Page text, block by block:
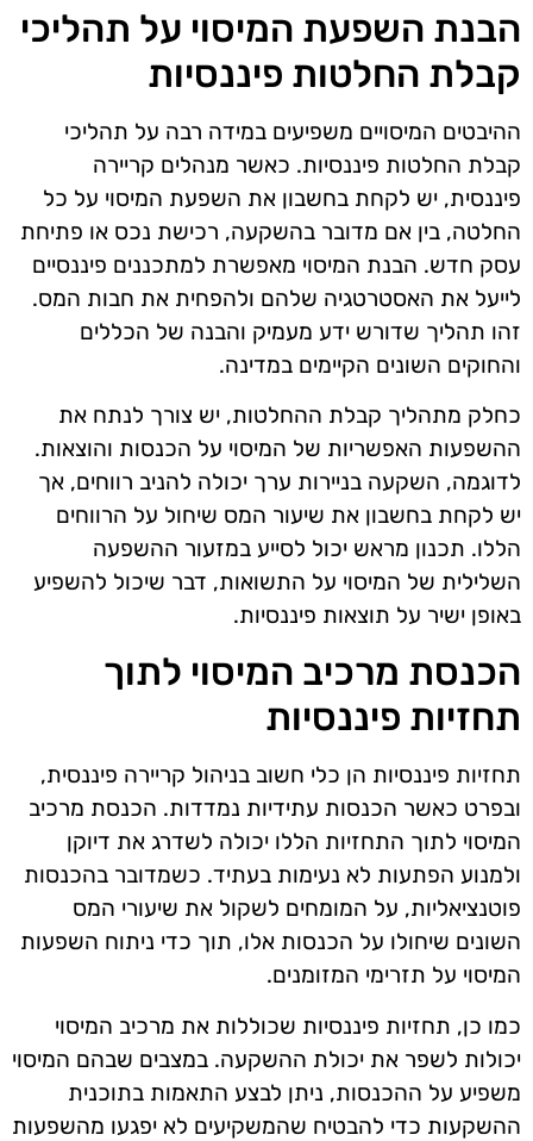
הבנת השפעת המיסוי על תהליכי
קבלת החלטות פיננסיות
ההיבטים המיסויים משפיעים במידה רבה על תהליכי
קבלת החלטות פיננסיות. כאשר מנהלים קריירה
פיננסית, יש לקחת בחשבון את השפעת המיסוי על כל
החלטה, בין אם מדובר בהשקעה, רכישת נכס או פתיחת
עסק חדש. הבנת המיסוי מאפשרת למתכננים פיננסיים
לייעל את האסטרטגיה שלהם ולהפחית את חבות המס.
זהו תהליך שדורש ידע מעמיק והבנה של הכללים
והחוקים השונים הקיימים במדינה.
כחלק מתהליך קבלת ההחלטות, יש צורך לנתח את
ההשפעות האפשריות של המיסוי על הכנסות והוצאות.
לדוגמה, השקעה בניירות ערך יכולה להניב רווחים, אך
יש לקחת בחשבון את שיעור המס שיחול על הרווחים
הללו. תכנון מראש יכול לסייע במזעור ההשפעה
השלילית של המיסוי על התשואות, דבר שיכול להשפיע
באופן ישיר על תוצאות פיננסיות.
הכנסת מרכיב המיסוי לתוך
תחזיות פיננסיות
תחזיות פיננסיות הן כלי חשוב בניהול קריירה פיננסית,
ובפרט כאשר הכנסות עתידיות נמדדות. הכנסת מרכיב
המיסוי לתוך התחזיות הללו יכולה לשדרג את דיוקן
ולמנוע הפתעות לא נעימות בעתיד. כשמדובר בהכנסות
פוטנציאליות, על המומחים לשקול את שיעורי המס
השונים שיחולו על הכנסות אלו, תוך כדי ניתוח השפעות
המיסוי על תזרימי המזומנים.
כמו כן, תחזיות פיננסיות שכוללות את מרכיב המיסוי
יכולות לשפר את יכולת ההשקעה. במצבים שבהם המיסוי
משפיע על ההכנסות, ניתן לבצע התאמות בתוכנית
ההשקעות כדי להבטיח שהמשקיעים לא יפגעו מהשפעות